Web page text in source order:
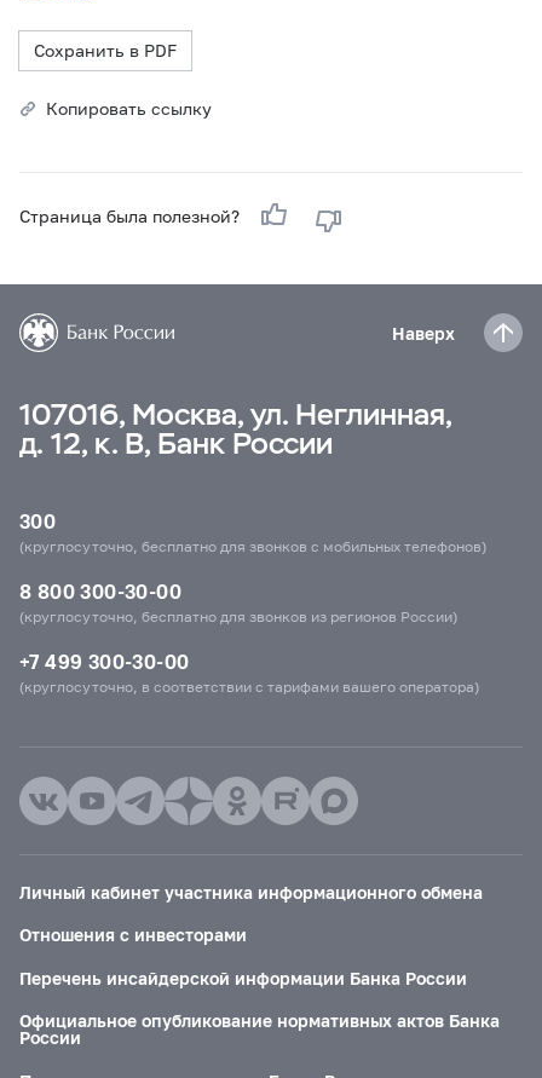
Сохранить в PDF
Копировать ссылку
Страница была полезной?
Наверх
107016, Москва, ул. Неглинная,
д. 12, к. В, Банк России
300
(круглосуточно, бесплатно для звонков с мобильных телефонов)
8 800 300-30-00
(круглосуточно, бесплатно для звонков из регионов России)
+7 499 300-30-00
(круглосуточно, в соответствии с тарифами вашего оператора)
Личный кабинет участника информационного обмена
Отношения с инвесторами
Перечень инсайдерской информации Банка России
Официальное опубликование нормативных актов Банка
России